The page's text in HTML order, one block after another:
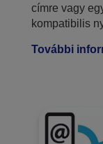
címre vagy
kompatibilis
További